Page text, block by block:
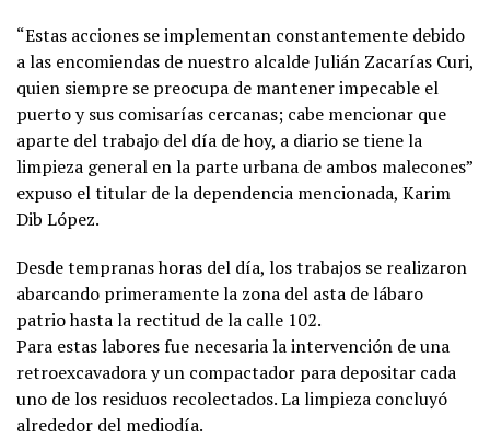
“Estas acciones se implementan constantemente debido
a las encomiendas de nuestro alcalde Julián Zacarías Curi,
quien siempre se preocupa de mantener impecable el
puerto y sus comisarías cercanas; cabe mencionar que
aparte del trabajo del día de hoy, a diario se tiene la
limpieza general en la parte urbana de ambos malecones”
expuso el titular de la dependencia mencionada, Karim
Dib López.
Desde tempranas horas del día, los trabajos se realizaron
abarcando primeramente la zona del asta de lábaro
patrio hasta la rectitud de la calle 102.
Para estas labores fue necesaria la intervención de una
retroexcavadora y un compactador para depositar cada
uno de los residuos recolectados. La limpieza concluyó
alrededor del mediodía.